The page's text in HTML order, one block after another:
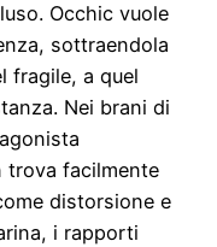
Occhic vuole
sottraendola
fragile, a quel
Nei brani di
trova facilmente
distorsione e
i rapporti